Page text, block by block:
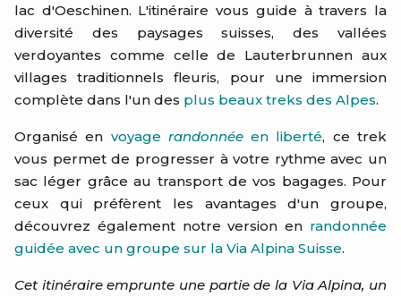
lac d'Oeschinen. L'itinéraire vous guide à travers la
diversité des paysages suisses, des vallées
verdoyantes comme celle de Lauterbrunnen aux
villages traditionnels fleuris, pour une immersion
complète dans l'un des plus beaux treks des Alpes.
Organisé en voyage randonnéeen liberté, ce trek
vous permet de progresser à votre rythme avec un
sac léger grâce au transport de vos bagages. Pour
ceux qui préfèrent les avantages d'un groupe,
découvrez également notre version en randonnée
guidée avec un groupe sur la Via Alpina Suisse.
Cet itinéraire emprunte une partie de la Via Alpina, un